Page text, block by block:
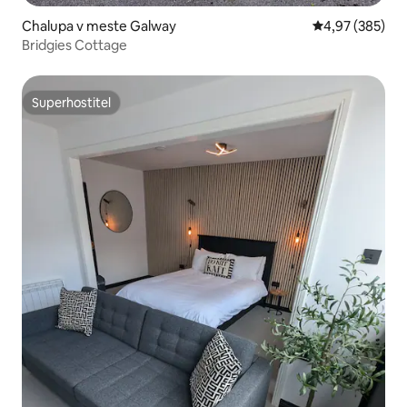
Chalupa v meste Galway Priemerné
4,97 (385)
Bridgies Cottage
Superhostiteľ
Superhostiteľ